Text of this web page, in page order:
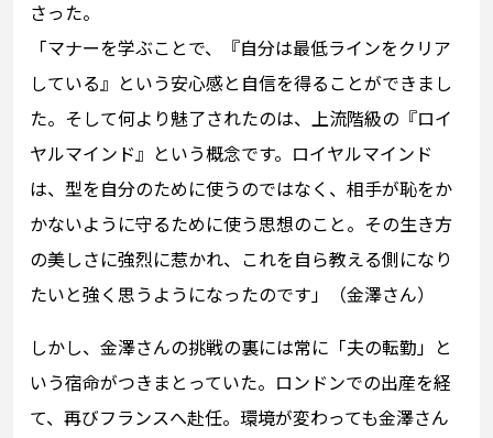
さった。
「マナーを学ぶことで、『自分は最低ラインをクリア
している』という安心感と自信を得ることができまし
た。そして何より魅了されたのは、上流階級の『ロイ
ヤルマインド』という概念です。ロイヤルマインド
は、型を自分のために使うのではなく、相手が恥をか
かないように守るために使う思想のこと。その生き方
の美しさに強烈に惹かれ、これを自ら教える側になり
たいと強く思うようになったのです」（金澤さん）
しかし、金澤さんの挑戦の裏には常に「夫の転勤」と
いう宿命がつきまとっていた。ロンドンでの出産を経
て、再びフランスへ赴任。環境が変わっても金澤さん